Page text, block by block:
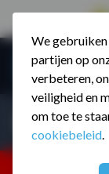
We gebruiken
partijen op
verbeteren,
veiligheid en
om toe te
cookiebeleid.
Ga naar de inhoud
Menu
Producten
25% korting